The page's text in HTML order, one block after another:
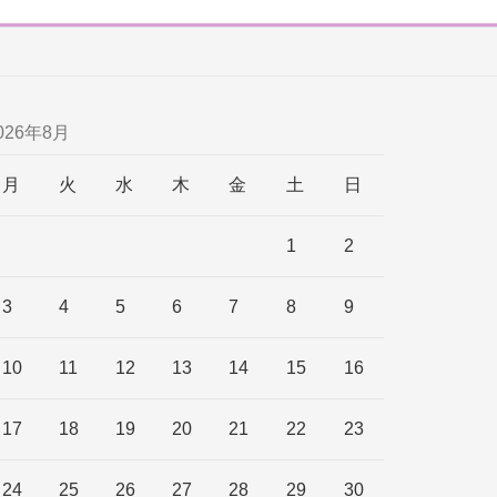
年8月
月 火 水 木 金 土 日
1 2
3 4 5 6 7 8 9
10 11 12 13 14 15 16
17 18 19 20 21 22 23
24 25 26 27 28 29 30